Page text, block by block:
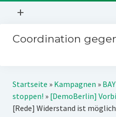
Menü
+
Mitmachen
Über uns
Kontakt
Coordination
Kampagnen
BAYER-Hauptversammlungen
Startseite » Kampagnen »
stoppen! » [DemoBerlin]
[Rede] Widerstand ist möglich